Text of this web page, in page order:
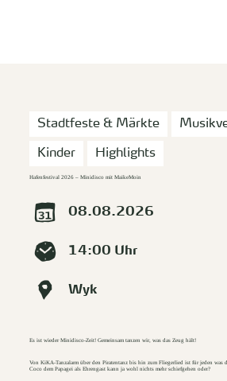
Stadtfeste & Märkte
Kinder Highlights
Hafenfestival 2026 – Minidisco mit MaikeMoin
08.08.2026
14:00 Uhr
Wyk
Es ist wieder Minidisco-Zeit! Gemeinsam tanzen wir, was das Zeug hält!
Von KiKA-Tanzalarm über den Piratentanz bis hin zum Fliegerlied ist für jeden was
Coco dem Papagei als Ehrengast kann ja wohl nichts mehr schiefgehen oder?